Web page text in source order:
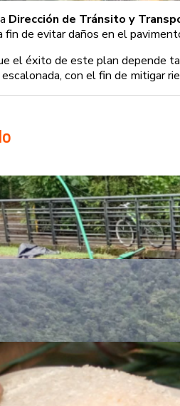
Dirección de Tránsito y
fin de evitar daños en el
el éxito de este plan depende
con el fin de mitigar
tapar el problema:
terminado si no
lo permitido por el